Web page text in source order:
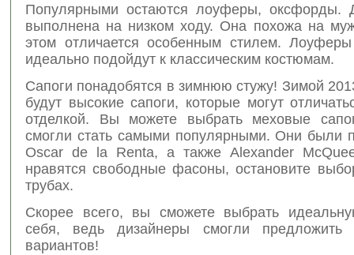
Популярными остаются лоуферы, оксфорды.
выполнена на низком ходу. Она похожа на
этом отличается особенным стилем.
идеально подойдут к классическим костюмам.
Сапоги понадобятся в зимнюю стужу! Зимой
будут высокие сапоги, которые могут
отделкой. Вы можете выбрать меховые
смогли стать самыми популярными. Они были
Oscar de la Renta, а также Alexander
нравятся свободные фасоны, остановите
трубах.
Скорее всего, вы сможете выбрать
себя, ведь дизайнеры смогли предложить
вариантов!